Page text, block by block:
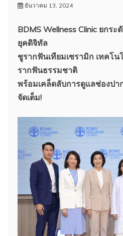
ธันวาคม 13, 2024
BDMS Wellness Clinic ยกร
ยุคดิจิทัล
ชูรากฟันเทียมเซรามิก เทคโ
รากฟันธรรมชาติ
พร้อมเคล็ดลับการดูแลช่องป
จัดเต็ม!